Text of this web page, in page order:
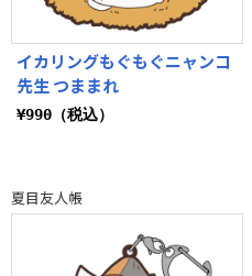
イカリングもぐもぐニャンコ
先生 つままれ
¥990（税込）
夏目友人帳